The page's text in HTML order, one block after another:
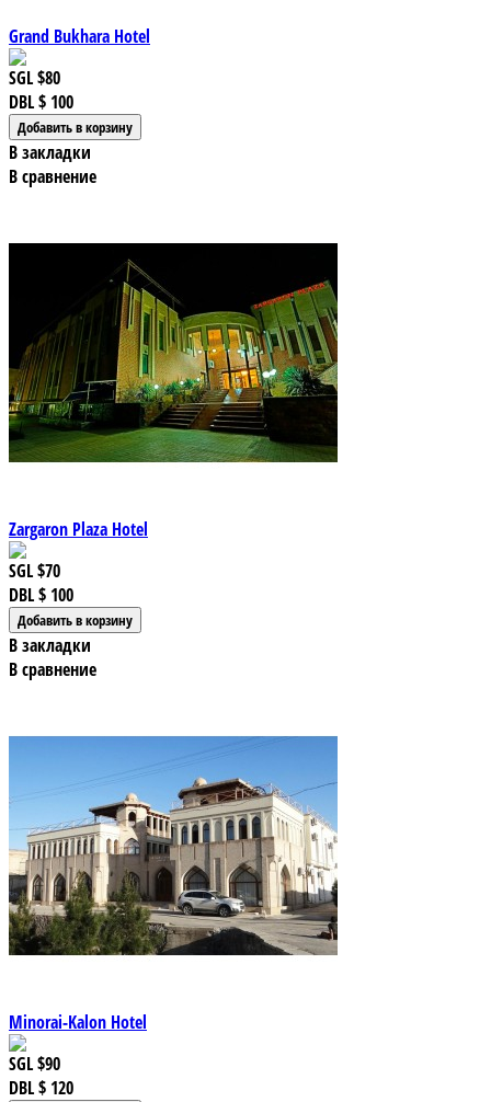
Grand Bukhara Hotel
SGL$80
DBL$ 100
В закладки
В сравнение
Zargaron Plaza Hotel
SGL$70
DBL$ 100
В закладки
В сравнение
Minorai-Kalon Hotel
SGL$90
DBL$ 120